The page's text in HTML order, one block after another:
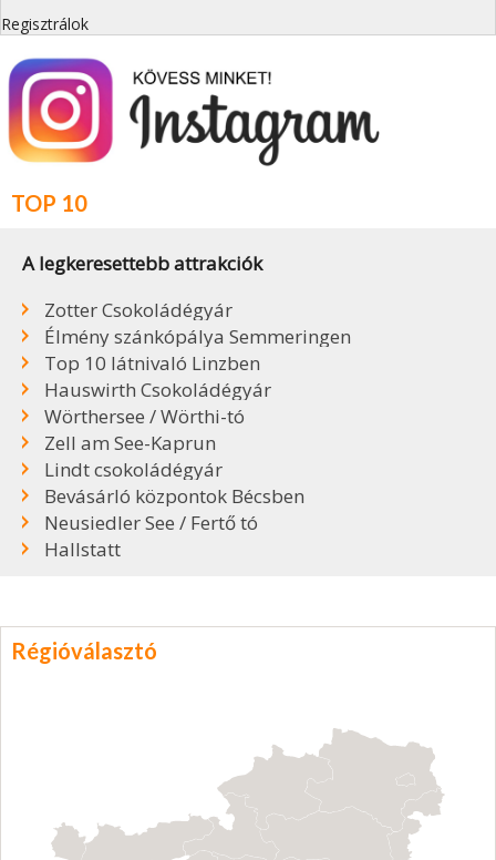
Regisztrálok
TOP 10
A legkeresettebb attrakciók
Zotter Csokoládégyár
Élmény szánkópálya Semmeringen
Top 10 látnivaló Linzben
Hauswirth Csokoládégyár
Wörthersee / Wörthi-tó
Zell am See-Kaprun
Lindt csokoládégyár
Bevásárló központok Bécsben
Neusiedler See / Fertő tó
Hallstatt
Régióválasztó